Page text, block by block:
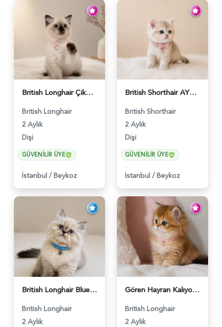
British Longhair Çikolatalı Sütlü Dişi Yavrumuz - 6347
British Longhair
2 Aylık
Dişi
GÜVENILIR ÜYE
İstanbul / Beykoz
British Shorthair AY12 Güzel Kızımız - 6349
British Shorthair
2 Aylık
Dişi
GÜVENILIR ÜYE
İstanbul / Beykoz
British Longhair Blue Point Erkek Pofuduk Yavrumuz - 6348
British Longhair
2 Aylık
Gören Hayran Kalıyor! British Longhair Golden Dişi - 6345
British Longhair
2 Aylık